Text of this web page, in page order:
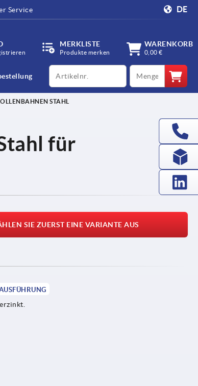
Service DE
MERKLISTE
Produkte merken
WARENKORB
0,00 €
productCode qty
STAHL
für
SIE ZUERST EINE VARIANTE AUS